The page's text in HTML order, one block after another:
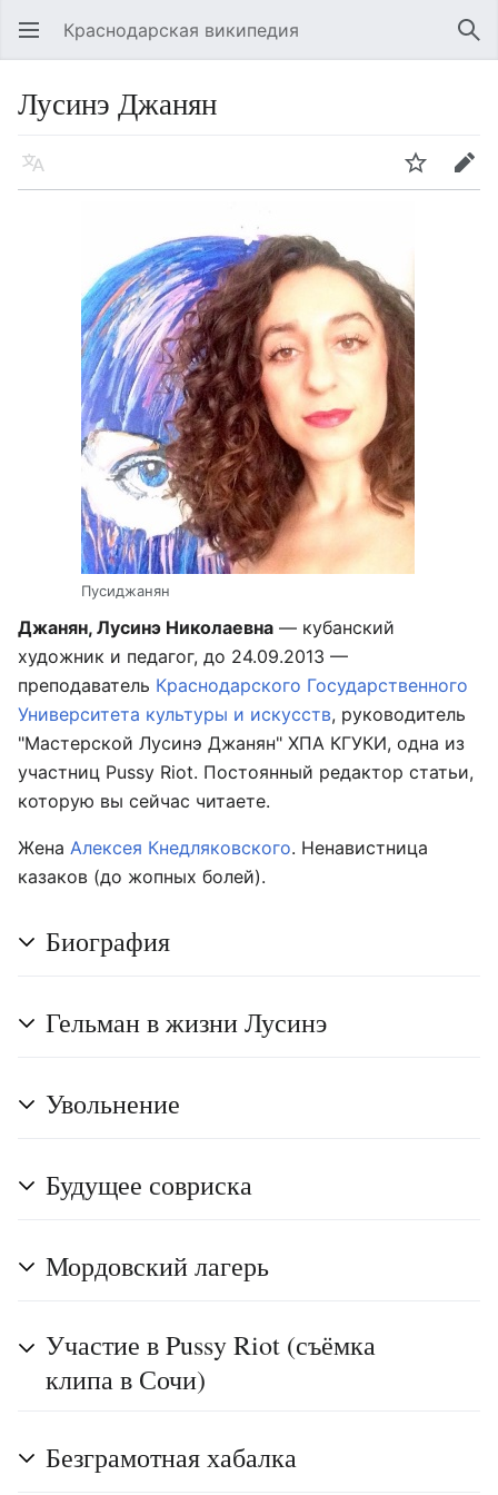
Открыть главное меню Краснодарская википедия
Лусинэ Джанян
Язык Следить
Пусиджанян
Джанян, Лусинэ Николаевна — кубанский
художник и педагог, до 24.09.2013 —
преподаватель Краснодарского Государственного
Университета культуры и искусств, руководитель
"Мастерской Лусинэ Джанян" ХПА КГУКИ, одна из
участниц Pussy Riot. Постоянный редактор статьи,
которую вы сейчас читаете.
Жена Алексея Кнедляковского. Ненавистница
казаков (до жопных болей).
Биография
Гельман в жизни Лусинэ
Увольнение
Будущее совриска
Мордовский лагерь
Участие в Pussy Riot (съёмка
клипа в Сочи)
Безграмотная хабалка